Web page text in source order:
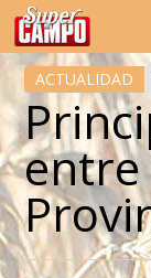
Temas de hoy
ACTUALIDAD
entre